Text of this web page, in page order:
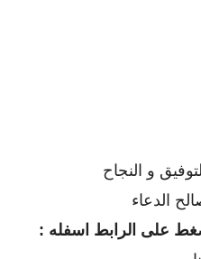
و النجاح
الدعاء
على الرابط اسفله :